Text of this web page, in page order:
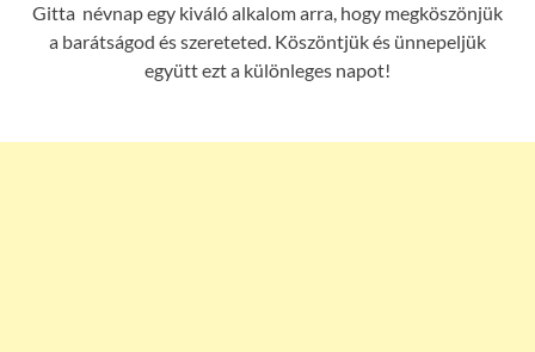
Gitta névnap egy kiváló alkalom arra, hogy megköszönjük
a barátságod és szereteted. Köszöntjük és ünnepeljük
együtt ezt a különleges napot!